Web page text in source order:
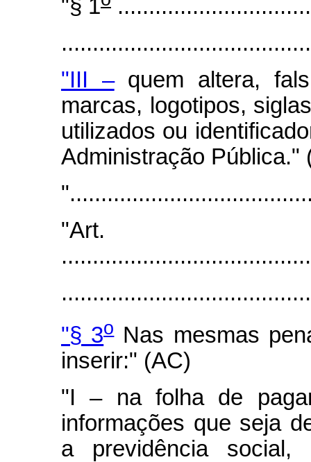
"§ 1
"III –quem altera,
marcas, logotipos,
utilizados ou
Administração Pública."
"§ 3oNas mesmas
inserir:" (AC)
"I – na folha de
informações que seja
a previdência